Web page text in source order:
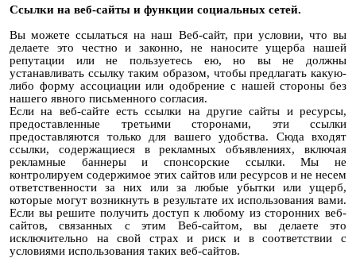
Ссылки на веб-сайты и функции социальных сетей.
Вы можете ссылаться на наш Веб-сайт, при условии, что вы
делаете это честно и законно, не наносите ущерба нашей
репутации или не пользуетесь ею, но вы не должны
устанавливать ссылку таким образом, чтобы предлагать какую-
либо форму ассоциации или одобрение с нашей стороны без
нашего явного письменного согласия.
Если на веб-сайте есть ссылки на другие сайты и ресурсы,
предоставленные третьими сторонами, эти ссылки
предоставляются только для вашего удобства. Сюда входят
ссылки, содержащиеся в рекламных объявлениях, включая
рекламные баннеры и спонсорские ссылки. Мы не
контролируем содержимое этих сайтов или ресурсов и не несем
ответственности за них или за любые убытки или ущерб,
которые могут возникнуть в результате их использования вами.
Если вы решите получить доступ к любому из сторонних веб-
сайтов, связанных с этим Веб-сайтом, вы делаете это
исключительно на свой страх и риск и в соответствии с
условиями использования таких веб-сайтов.